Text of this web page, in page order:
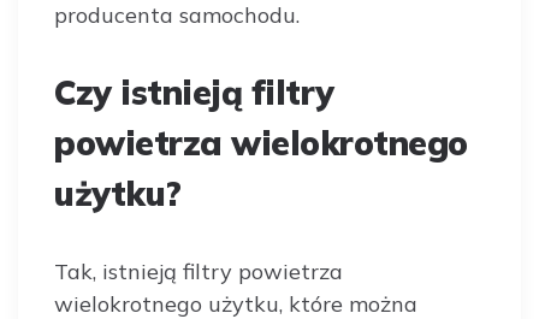
producenta samochodu.
Czy istnieją filtry
powietrza wielokrotnego
użytku?
Tak, istnieją filtry powietrza
wielokrotnego użytku, które można